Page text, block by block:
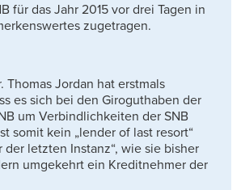
für das Jahr 2015 vor drei Tagen in
zugetragen.
Thomas Jordan hat erstmals
es sich bei den Giroguthaben der
um Verbindlichkeiten der SNB
somit kein „lender of last resort“
der letzten Instanz“, wie sie bisher
umgekehrt ein Kreditnehmer der